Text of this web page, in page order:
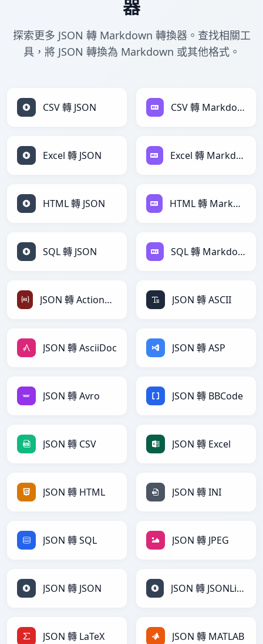
器
探索更多 JSON 轉 Markdown 轉換器。查找相關工
具，將 JSON 轉換為 Markdown 或其他格式。
CSV 轉 JSON CSV 轉 Markdown
Excel 轉 JSON Excel 轉 Markdown
HTML 轉 JSON HTML 轉 Markdown
SQL 轉 JSON SQL 轉 Markdown
JSON 轉 ActionScript JSON 轉 ASCII
JSON 轉 AsciiDoc JSON 轉 ASP
JSON 轉 Avro JSON 轉 BBCode
JSON 轉 CSV JSON 轉 Excel
JSON 轉 HTML JSON 轉 INI
JSON 轉 SQL JSON 轉 JPEG
JSON 轉 JSON JSON 轉 JSONLines
JSON 轉 LaTeX JSON 轉 MATLAB